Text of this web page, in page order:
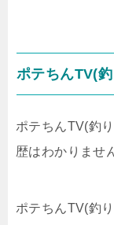
ポテちんTV(
ポテちんTV(釣
歴はわかりませ
ポテちんTV(釣